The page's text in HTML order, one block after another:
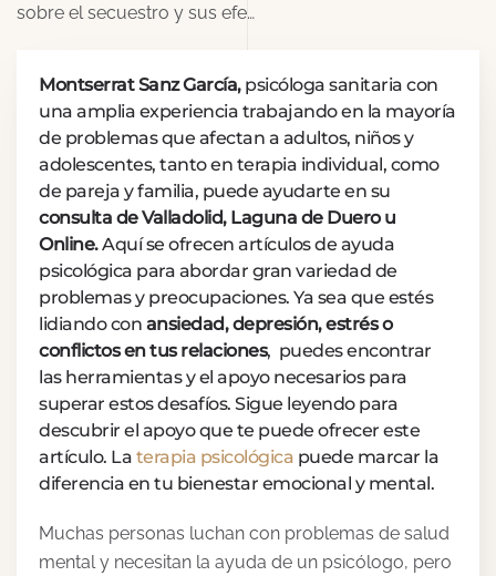
sobre el secuestro y sus efe…
Montserrat Sanz García,psicóloga sanitaria con
una amplia experiencia trabajando en la mayoría
de problemas que afectan a adultos, niños y
adolescentes, tanto en terapia individual, como
de pareja y familia, puede ayudarte en su
consulta de Valladolid, Laguna de Duero u
Online.Aquí se ofrecen artículos de ayuda
psicológica para abordar gran variedad de
problemas y preocupaciones. Ya sea que estés
lidiando con ansiedad, depresión, estrés o
conflictos en tus relaciones, puedes encontrar
las herramientas y el apoyo necesarios para
superar estos desafíos. Sigue leyendo para
descubrir el apoyo que te puede ofrecer este
artículo. La terapia psicológica puede marcar la
diferencia en tu bienestar emocional y mental.
Muchas personas luchan con problemas de salud
mental y necesitan la ayuda de un psicólogo, pero